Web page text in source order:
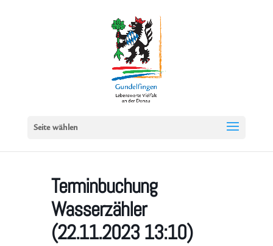
Seite wählen
Terminbuchung
Wasserzähler
(22.11.2023 13:10)